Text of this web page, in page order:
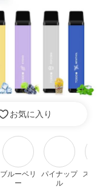
お気に入り
ブルーベリ
ー
パイナップ
ル
ス